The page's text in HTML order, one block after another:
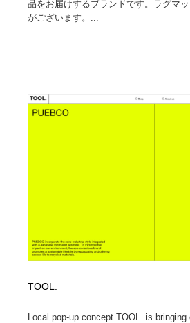
品をお届けするブランドです。ラグマ
がございます。...
TOOL.
Local pop-up concept TOOL. is